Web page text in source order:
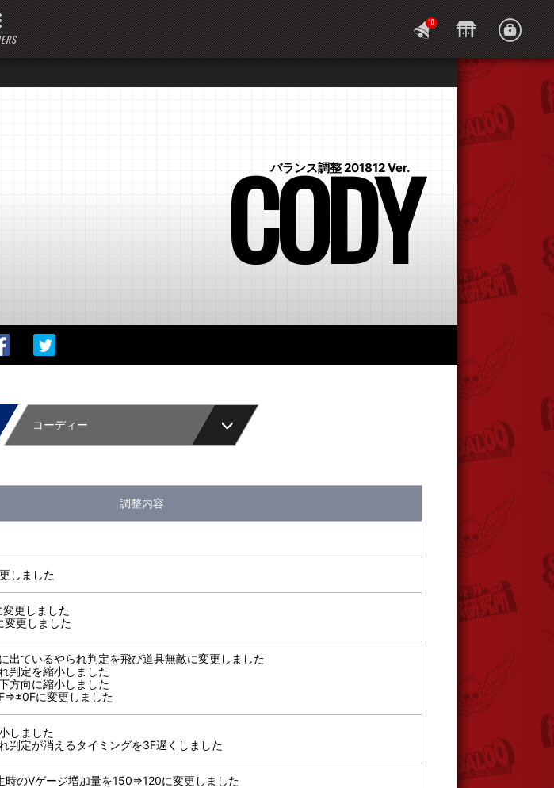
10
バランス調整 201812 Ver.
CODY
コーディー
調整内容
しました
更しました
更しました
ているやられ判定を飛び道具無敵に変更しました
判定を縮小しました
方向に縮小しました
に変更しました
しました
定が消えるタイミングを3F遅くしました
時のVゲージ増加量を150⇒120に変更しました